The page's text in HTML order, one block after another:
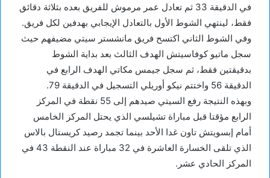
في الدقيقة 33 ثم تعادل عمر مرموش للفريق بعده بثلاثة دقائق
فقط، لينتهي الشوط الأول بالتعادل الإيجابي بهدفين لكل فريق.
وفي الشوط الثاني اكتسح فريق مانشستر سيتي مضيفهم حيث
سجل ماتيو كوفاسيتش الهدف الثالث بعد بداية الشوط
بدقيقتين فقط، ثم سجل جيمس مكاتي الهدف الرابع في
الدقيقة 56 واختتم نيكو أوريلي التسجيل في الدقيقة 79.
وبهذه النتيجة رفع السيتي صيدهم إلى 55 نقطة في المركز
الرابع مؤقتا قبل مباراة تشيلسي الذي يحتل المركز الخامس
أمام إبسويتش تاون غدا الأحد بينما تجمد رصيد كريستال بالاس
الذي تلقى الخسارة العاشرة في 32 مباراة عند النقطة 43 في
المركز الحادي عشر.